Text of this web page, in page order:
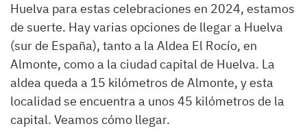
Huelva para estas celebraciones en 2024, estamos
de suerte. Hay varias opciones de llegar a Huelva
(sur de España), tanto a la Aldea El Rocío, en
Almonte, como a la ciudad capital de Huelva. La
aldea queda a 15 kilómetros de Almonte, y esta
localidad se encuentra a unos 45 kilómetros de la
capital. Veamos cómo llegar.